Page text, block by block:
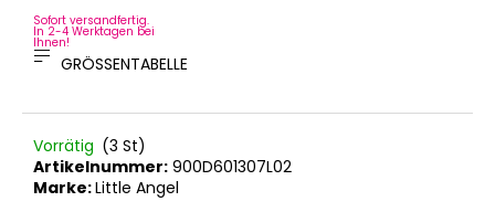
Sofort versandfertig.
In 2-4 Werktagen bei
Ihnen!
GRÖSSENTABELLE
Vorrätig (3 St)
Artikelnummer: 900D601307L02
Marke:Little Angel